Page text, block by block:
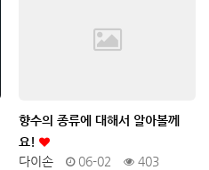
향수의 종류에 대해서 알아볼께
요!
다이손
06-02 403